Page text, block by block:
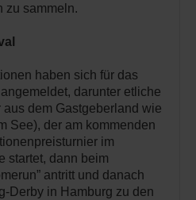
zu sammeln.
haben sich für das
darunter etliche
dem Gastgeberland wie
See), der am kommenden
im
startet, dann beim
antritt und danach
Derby in Hamburg zu den